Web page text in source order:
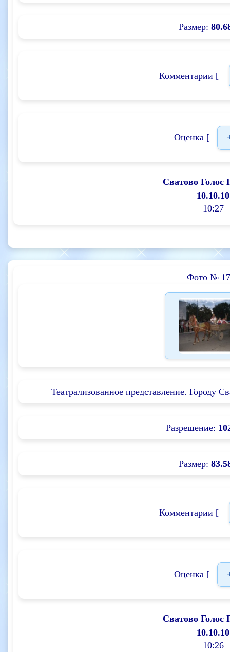
Размер:
Комментарии [
Оценка [
Сватово Голос
10.10.10
10:27
Фото №
Театрализованное представление. Городу
Разрешение:
Размер:
Комментарии [
Оценка [
Сватово Голос
10.10.10
10:26